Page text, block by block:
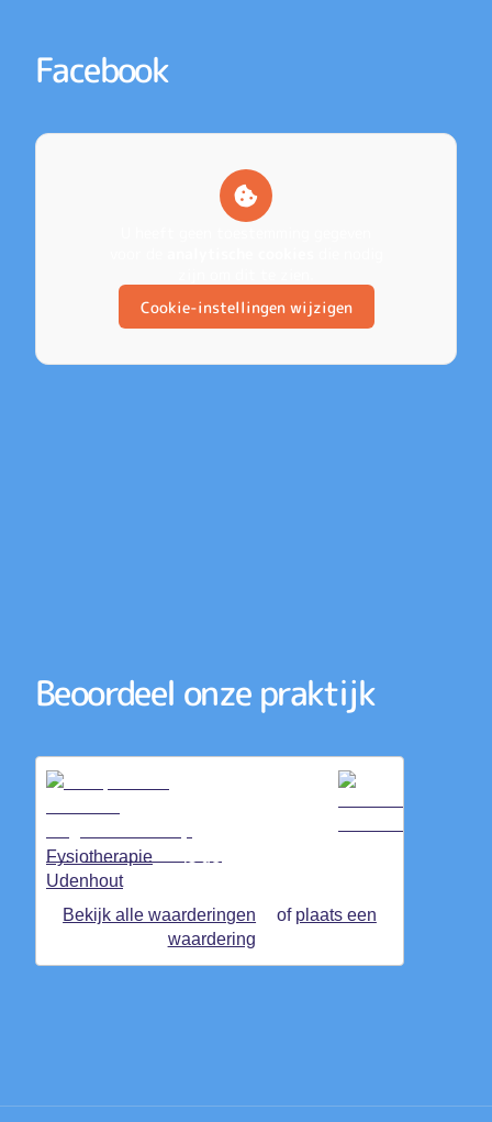
Facebook
Cookie-instellingen wijzigen
Beoordeel onze praktijk
Fysiotherapie
Udenhout
Bekijk alle waarderingen
of plaats een
waardering